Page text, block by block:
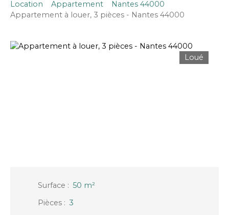
Location Appartement
Nantes 44000
Appartement à louer, 3 pièces - Nantes 44000
Loué
Surface : 50 m²
Pièces : 3